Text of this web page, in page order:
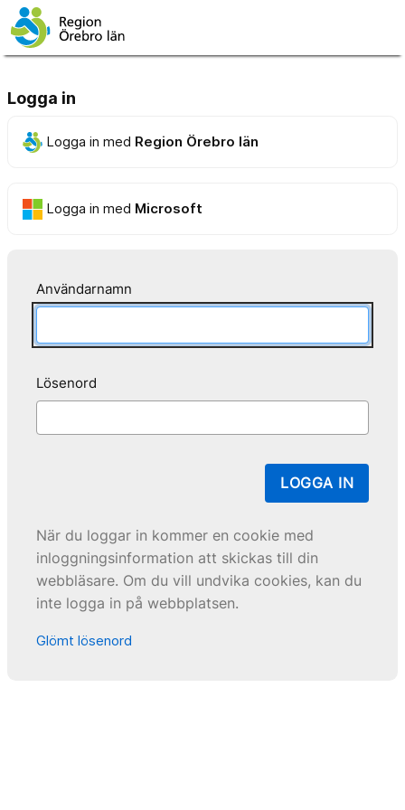
Logga in
Logga in med Region Örebro län
Logga in med Microsoft
Användarnamn
Lösenord
LOGGA IN
När du loggar in kommer en cookie med
inloggningsinformation att skickas till din
webbläsare. Om du vill undvika cookies, kan du
inte logga in på webbplatsen.
Glömt lösenord